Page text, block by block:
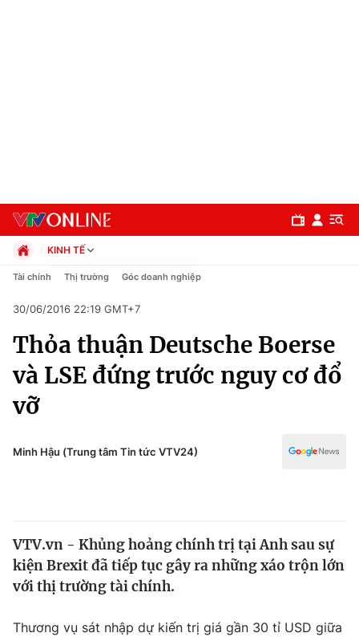
Chuyên mục
Chính trị
Xã hội
Pháp luật
Thế giới
Tin tức
Kinh tế
Tài chính
KINH TẾ
Chính trị
Pháp luật
Kinh tế
Thể thao
Truyền hình
Công nghệ
Tài chính Thị trường Góc doanh nghiệp
30/06/2016 22:19 GMT+7
Thỏa thuận Deutsche Boerse
và LSE đứng trước nguy cơ đổ
vỡ
Minh Hậu (Trung tâm Tin tức VTV24)
VTV.vn - Khủng hoảng chính trị tại Anh sau sự
kiện Brexit đã tiếp tục gây ra những xáo trộn lớn
với thị trường tài chính.
Thương vụ sát nhập dự kiến trị giá gần 30 tỉ USD giữa